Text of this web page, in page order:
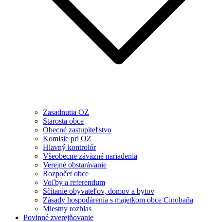
Zasadnutia OZ
Starosta obce
Obecné zastupiteľstvo
Komisie pri OZ
Hlavný kontrolór
Všeobecne záväzné nariadenia
Verejné obstarávanie
Rozpočet obce
Voľby a referendum
Sčítanie obyvateľov, domov a bytov
Zásady hospodárenia s majetkom obce Cinobaňa
Miestny rozhlas
Povinné zverejňovanie